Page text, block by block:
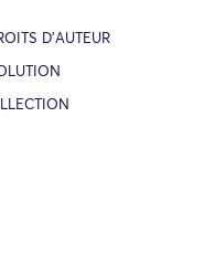
D’AUTEUR